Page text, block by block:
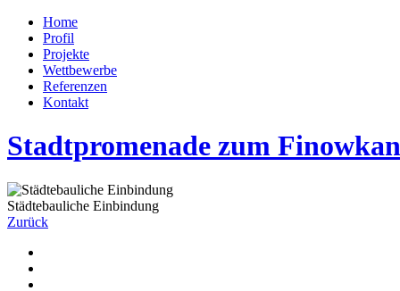
Home
Profil
Projekte
Wettbewerbe
Referenzen
Kontakt
Stadtpromenade zum
Städtebauliche Einbindung
Zurück